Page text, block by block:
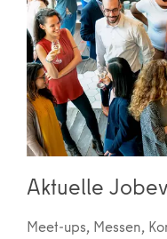
Aktuelle
Meet-ups, Messen,